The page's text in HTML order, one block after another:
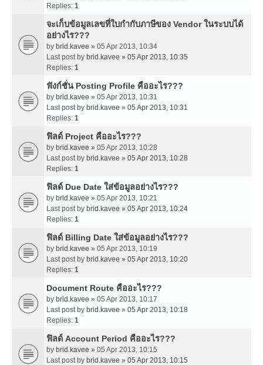
Replies: 1
จะเก็บข้อมูลเลขที่ใบกำกับภาษีของ Vendor ในระบบได้
อย่างไร???
by brid.kavee » 05 Apr 2013, 10:34
Last post by brid.kavee » 05 Apr 2013, 10:35
Replies: 1
ฟังก์ชั่น Posting Profile คืออะไร???
by brid.kavee » 05 Apr 2013, 10:31
Last post by brid.kavee » 05 Apr 2013, 10:31
Replies: 1
ฟิลด์ Project คืออะไร???
by brid.kavee » 05 Apr 2013, 10:28
Last post by brid.kavee » 05 Apr 2013, 10:28
Replies: 1
ฟิลด์ Due Date ใส่ข้อมูลอย่างไร???
by brid.kavee » 05 Apr 2013, 10:21
Last post by brid.kavee » 05 Apr 2013, 10:24
Replies: 1
ฟิลด์ Billing Date ใส่ข้อมูลอย่างไร???
by brid.kavee » 05 Apr 2013, 10:19
Last post by brid.kavee » 05 Apr 2013, 10:20
Replies: 1
Document Route คืออะไร???
by brid.kavee » 05 Apr 2013, 10:17
Last post by brid.kavee » 05 Apr 2013, 10:18
Replies: 1
ฟิลด์ Account Period คืออะไร???
by brid.kavee » 05 Apr 2013, 10:15
Last post by brid.kavee » 05 Apr 2013, 10:15